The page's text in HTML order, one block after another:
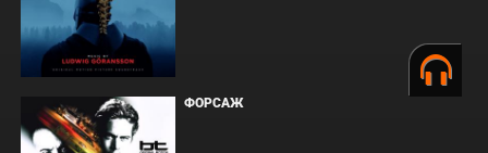
ФОРСАЖ